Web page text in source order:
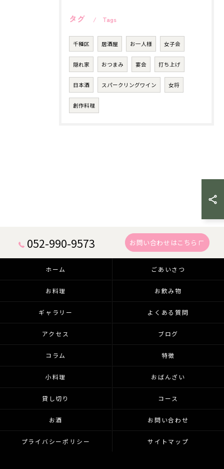
タグ Tags
千種区 居酒屋 お一人様 女子会
隠れ家 おつまみ 宴会 打ち上げ
日本酒 スパークリングワイン 女将
創作料理
052-990-9573 お問い合わせはこちら
ホーム ごあいさつ
お料理 お飲み物
ギャラリー よくある質問
アクセス ブログ
コラム 特徴
小料理 おばんざい
貸し切り コース
お酒 お問い合わせ
プライバシーポリシー サイトマップ